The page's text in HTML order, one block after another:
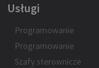
Usługi
Programowanie
Programowanie
Szafy sterownicze